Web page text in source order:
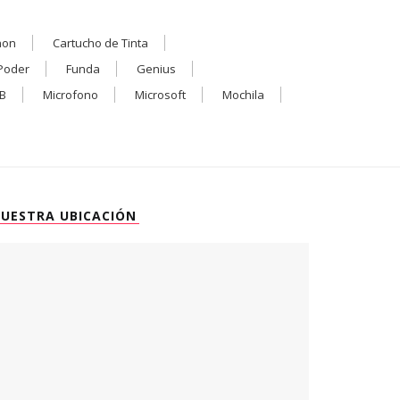
Cartucho de Tinta
Funda
Genius
Microfono Microsoft
Mochila
UBICACIÓN